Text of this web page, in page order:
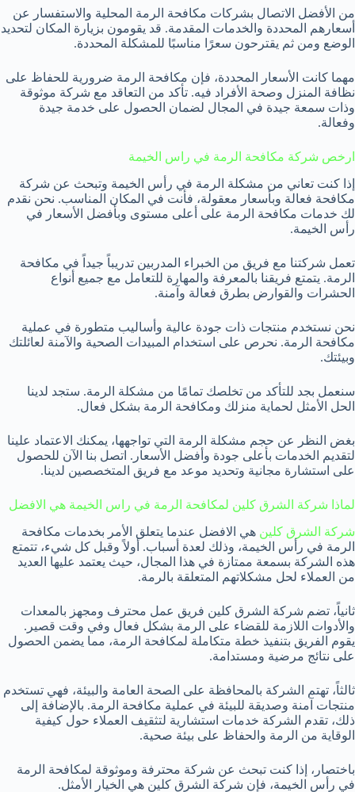
من الأفضل الاتصال بشركات مكافحة الرمة المحلية والاستفسار عن
أسعارهم المحددة والخدمات المقدمة. قد يقومون بزيارة المكان لتحديد
الوضع ومن ثم يقترحون سعرًا مناسبًا للمشكلة المحددة.
مهما كانت الأسعار المحددة، فإن مكافحة الرمة ضرورية للحفاظ على
نظافة المنزل وصحة الأفراد فيه. تأكد من التعاقد مع شركة موثوقة
وذات سمعة جيدة في المجال لضمان الحصول على خدمة جيدة
وفعالة.
ارخص شركة مكافحة الرمة في راس الخيمة
إذا كنت تعاني من مشكلة الرمة في رأس الخيمة وتبحث عن شركة
مكافحة فعالة وبأسعار معقولة، فأنت في المكان المناسب. نحن نقدم
لك خدمات مكافحة الرمة على أعلى مستوى وبأفضل الأسعار في
رأس الخيمة.
تعمل شركتنا مع فريق من الخبراء المدربين تدريباً جيداً في مكافحة
الرمة. يتمتع فريقنا بالمعرفة والمهارة للتعامل مع جميع أنواع
الحشرات والقوارض بطرق فعالة وآمنة.
نحن نستخدم منتجات ذات جودة عالية وأساليب متطورة في عملية
مكافحة الرمة. نحرص على استخدام المبيدات الصحية والآمنة لعائلتك
وبيئتك.
سنعمل بجد للتأكد من تخلصك تمامًا من مشكلة الرمة. ستجد لدينا
الحل الأمثل لحماية منزلك ومكافحة الرمة بشكل فعال.
بغض النظر عن حجم مشكلة الرمة التي تواجهها، يمكنك الاعتماد علينا
لتقديم الخدمات بأعلى جودة وأفضل الأسعار. اتصل بنا الآن للحصول
على استشارة مجانية وتحديد موعد مع فريق المتخصصين لدينا.
لماذا شركة الشرق كلين لمكافحة الرمة في راس الخيمة هي الافضل
شركة الشرق كلين هي الافضل عندما يتعلق الأمر بخدمات مكافحة
الرمة في رأس الخيمة، وذلك لعدة أسباب. أولاً وقبل كل شيء، تتمتع
هذه الشركة بسمعة ممتازة في هذا المجال، حيث يعتمد عليها العديد
من العملاء لحل مشكلاتهم المتعلقة بالرمة.
ثانياً، تضم شركة الشرق كلين فريق عمل محترف ومجهز بالمعدات
والأدوات اللازمة للقضاء على الرمة بشكل فعال وفي وقت قصير.
يقوم الفريق بتنفيذ خطة متكاملة لمكافحة الرمة، مما يضمن الحصول
على نتائج مرضية ومستدامة.
ثالثاً، تهتم الشركة بالمحافظة على الصحة العامة والبيئة، فهي تستخدم
منتجات آمنة وصديقة للبيئة في عملية مكافحة الرمة. بالإضافة إلى
ذلك، تقدم الشركة خدمات استشارية لتثقيف العملاء حول كيفية
الوقاية من الرمة والحفاظ على بيئة صحية.
باختصار، إذا كنت تبحث عن شركة محترفة وموثوقة لمكافحة الرمة
في رأس الخيمة، فإن شركة الشرق كلين هي الخيار الأمثل.